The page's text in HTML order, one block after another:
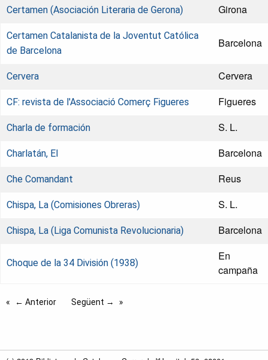
Certamen (Asociación Literaria de Gerona) Girona
Certamen Catalanista de la Joventut Católica
de Barcelona
Barcelona
Cervera Cervera
CF: revista de l'Associació Comerç Figueres Figueres
Charla de formación S. L.
Charlatán, El Barcelona
Che Comandant Reus
Chispa, La (Comisiones Obreras) S. L.
Chispa, La (Liga Comunista Revolucionaria) Barcelona
Choque de la 34 División (1938)
En
campaña
← Anterior Següent →